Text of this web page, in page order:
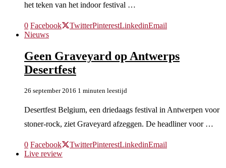
het teken van het indoor festival …
0 Facebook TwitterPinterestLinkedinEmail
Nieuws
Geen Graveyard op Antwerps
Desertfest
26 september 2016 1 minuten leestijd
Desertfest Belgium, een driedaags festival in Antwerpen voor
stoner-rock, ziet Graveyard afzeggen. De headliner voor …
0 Facebook TwitterPinterestLinkedinEmail
Live review